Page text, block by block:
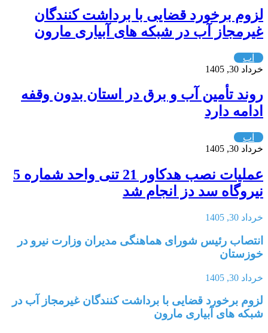
لزوم برخورد قضایی با برداشت کنندگان
غیرمجاز آب در شبکه های آبیاری مارون
آب
خرداد 30, 1405
روند تأمین آب و برق در استان بدون وقفه
ادامه دارد
آب
خرداد 30, 1405
عملیات نصب هدکاور 21 تنی واحد شماره 5
نیروگاه سد دز انجام شد
خرداد 30, 1405
انتصاب رئیس شورای هماهنگی مدیران وزارت نیرو در
خوزستان
خرداد 30, 1405
لزوم برخورد قضایی با برداشت کنندگان غیرمجاز آب در
شبکه های آبیاری مارون